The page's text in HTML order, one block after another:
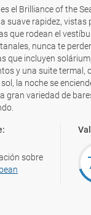
el Brilliance of the
suave rapidez,
que rodean el
nunca te
que incluyen
y una suite termal,
la noche se
gran variedad de
sobre